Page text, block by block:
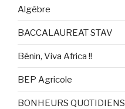
Algèbre
BACCALAUREAT STAV
Bénin, Viva Africa !!
BEP Agricole
BONHEURS QUOTIDIENS